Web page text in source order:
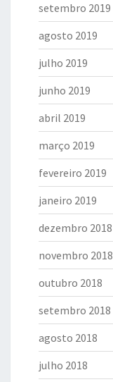
setembro 2019
agosto 2019
julho 2019
junho 2019
abril 2019
março 2019
fevereiro 2019
janeiro 2019
dezembro 2018
novembro 2018
outubro 2018
setembro 2018
agosto 2018
julho 2018